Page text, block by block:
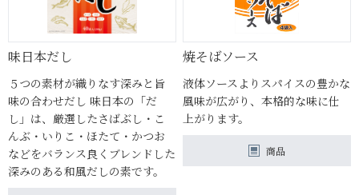
味日本だし
５つの素材が織りなす深みと旨
味の合わせだし 味日本の「だ
し」は、厳選したさばぶし・こ
んぶ・いりこ・ほたて・かつお
などをバランス良くブレンドした
深みのある和風だしの素です。
焼そばソース
液体ソースよりスパイスの豊かな
風味が広がり、本格的な味に仕
上がります。
商品